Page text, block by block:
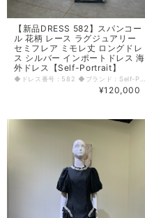
【新品DRESS 582】スパンコー
ル 花柄 レース ラグジュアリー
セミフレア ミモレ丈 ロングドレ
ス シルバー インポートドレス 海
外ドレス【Self-Portrait】
¥120,000